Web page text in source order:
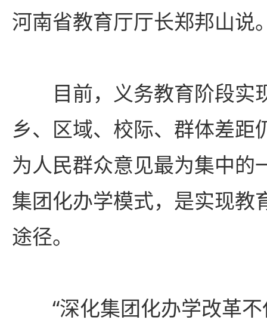
河南省教育厅厅长郑邦山说
目前，义务教育阶段实
乡、区域、校际、群体差距
为人民群众意见最为集中的
集团化办学模式，是实现教
途径。
“深化集团化办学改革不